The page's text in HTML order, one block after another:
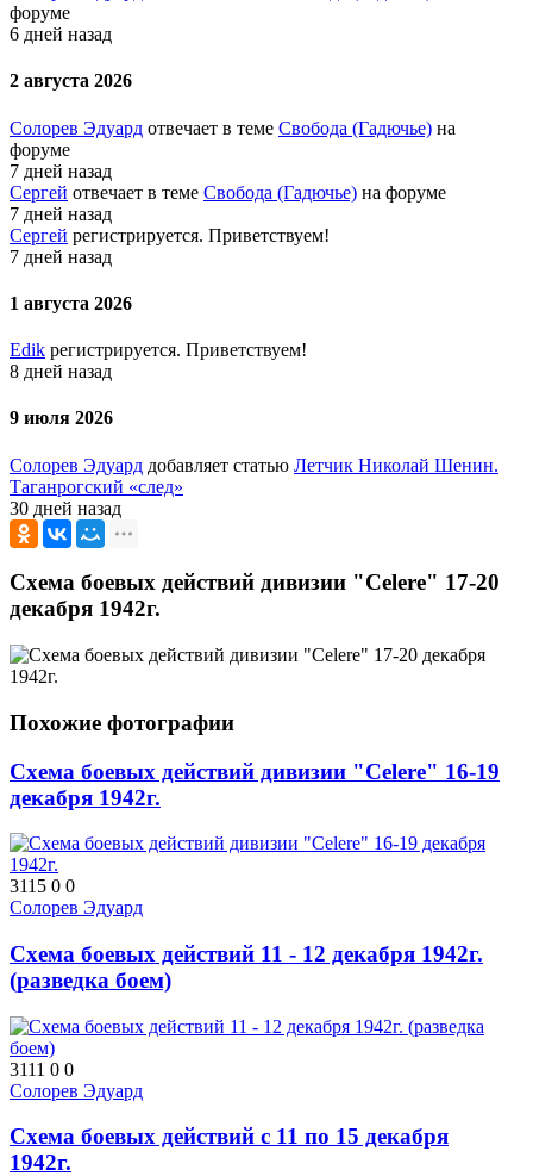
форуме
6 дней назад
2 августа 2026
Солорев Эдуард отвечает в теме Свобода (Гадючье) на
форуме
7 дней назад
Сергей отвечает в теме Свобода (Гадючье) на форуме
7 дней назад
Сергей регистрируется. Приветствуем!
7 дней назад
1 августа 2026
Edik регистрируется. Приветствуем!
8 дней назад
9 июля 2026
Солорев Эдуард добавляет статью Летчик Николай Шенин.
Таганрогский «след»
30 дней назад
Схема боевых действий дивизии "Celere" 17-20
декабря 1942г.
Похожие фотографии
Схема боевых действий дивизии "Celere" 16-19
декабря 1942г.
3115 0 0
Солорев Эдуард
Схема боевых действий 11 - 12 декабря 1942г.
(разведка боем)
3111 0 0
Солорев Эдуард
Схема боевых действий с 11 по 15 декабря
1942г.